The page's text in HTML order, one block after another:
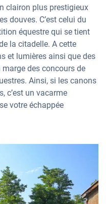
clairon plus prestigieux
douves. C’est celui du
équestre qui se tient
la citadelle. A cette
et lumières ainsi que des
des concours de
Ainsi, si les canons
c’est un vacarme
votre échappée